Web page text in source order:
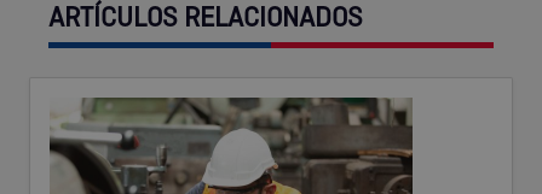
ARTÍCULOS RELACIONADOS